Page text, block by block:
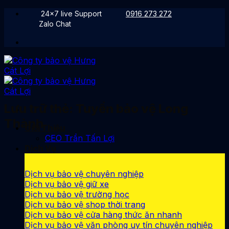
dung
24x7 live Support
0916 273 272
Zalo Chat
CEO Trần Tấn Lợi
Dịch vụ bảo vệ chuyên nghiệp
Dịch vụ bảo vệ giữ xe
Dịch vụ bảo vệ trường học
Dịch vụ bảo vệ shop thời trang
Dịch vụ bảo vệ cửa hàng thức ăn nhanh
Dịch vụ bảo vệ văn phòng uy tín chuyên nghiệp
Lưu trữ thẻ:
Thành